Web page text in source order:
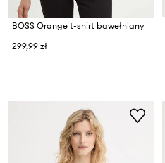
BOSS Orange t-shirt bawełniany
299,99 zł